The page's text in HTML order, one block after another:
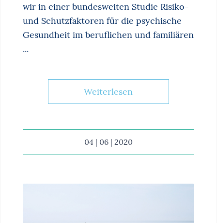
wir in einer bundesweiten Studie Risiko-
und Schutzfaktoren für die psychische
Gesundheit im beruflichen und familiären
...
Weiterlesen
04 | 06 | 2020